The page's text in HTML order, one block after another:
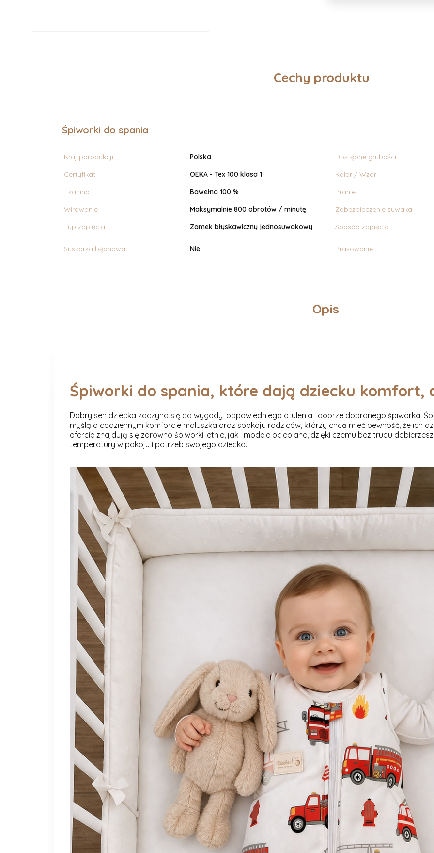
Cechy produktu
Śpiworki do spania
Kraj porodukcji Polska Dostępne grubości
Certyfikat
OEKA - Tex 100 klasa 1 Kolor / Wzór
Tkanina
Bawełna 100 % Pranie
Wirowanie
Maksymalnie 800 obrotów / minutę Zabezpieczenie suwaka
Typ zapięcia
Zamek błyskawiczny jednosuwakowy Sposób zapięcia
Suszarka bębnowa Nie Prasowanie
Opis
Śpiworki do spania, które dają dziecku komfort,
Dobry sen dziecka zaczyna się od wygody, odpowiedniego otulenia i dobrze dobranego śpiworka.
myślą o codziennym komforcie maluszka oraz spokoju rodziców, którzy chcą mieć pewność, że ich
ofercie znajdują się zarówno śpiworki letnie, jak i modele ocieplane, dzięki czemu bez trudu
temperatury w pokoju i potrzeb swojego dziecka.